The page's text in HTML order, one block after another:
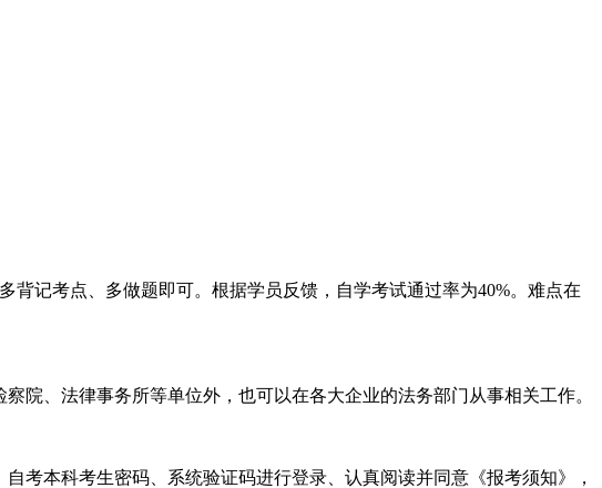
背记考点、多做题即可。根据学员反馈，自学考试通过率为40%。难点在
院、法律事务所等单位外，也可以在各大企业的法务部门从事相关工作。
考本科考生密码、系统验证码进行登录、认真阅读并同意《报考须知》，